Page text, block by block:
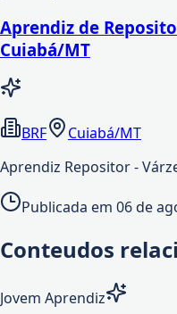
Aprendiz de
Cuiabá/MT
BRF
Cuiabá/MT
Aprendiz Repositor -
Publicada em 06 de
Conteudos
Jovem Aprendiz